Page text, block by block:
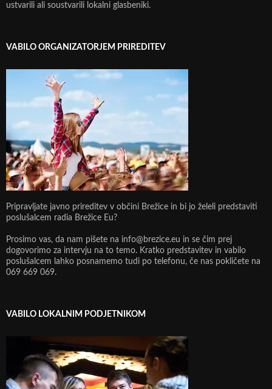
ustvarili ali soustvarili lokalni glasbeniki.
VABILO ORGANIZATORJEM PRIREDITEV
Pripravljate javno prireditev v občini Brežice in bi jo želeli predstaviti
poslušalcem radia Brežice Eu?
Prosimo vas, da nam pišete na info@brezice.eu in se čim prej
dogovorimo za intervju na to temo. Kratko predstavitev in vabilo
poslušalcem lahko posnamemo tudi po telefonu, če nas pokličete na
069 669 069.
VABILO LOKALNIM PODJETNIKOM